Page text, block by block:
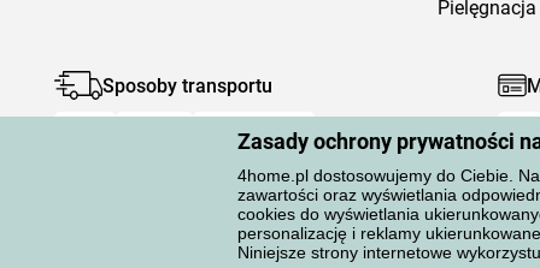
Zasady ochrony prywatności
4home.pl dostosowujemy do Ciebie.
zawartości oraz wyświetlania
cookies do wyświetlania
personalizację i reklamy
Niniejsze strony internetowe
Sposoby transportu
Ochrona danych osobowych